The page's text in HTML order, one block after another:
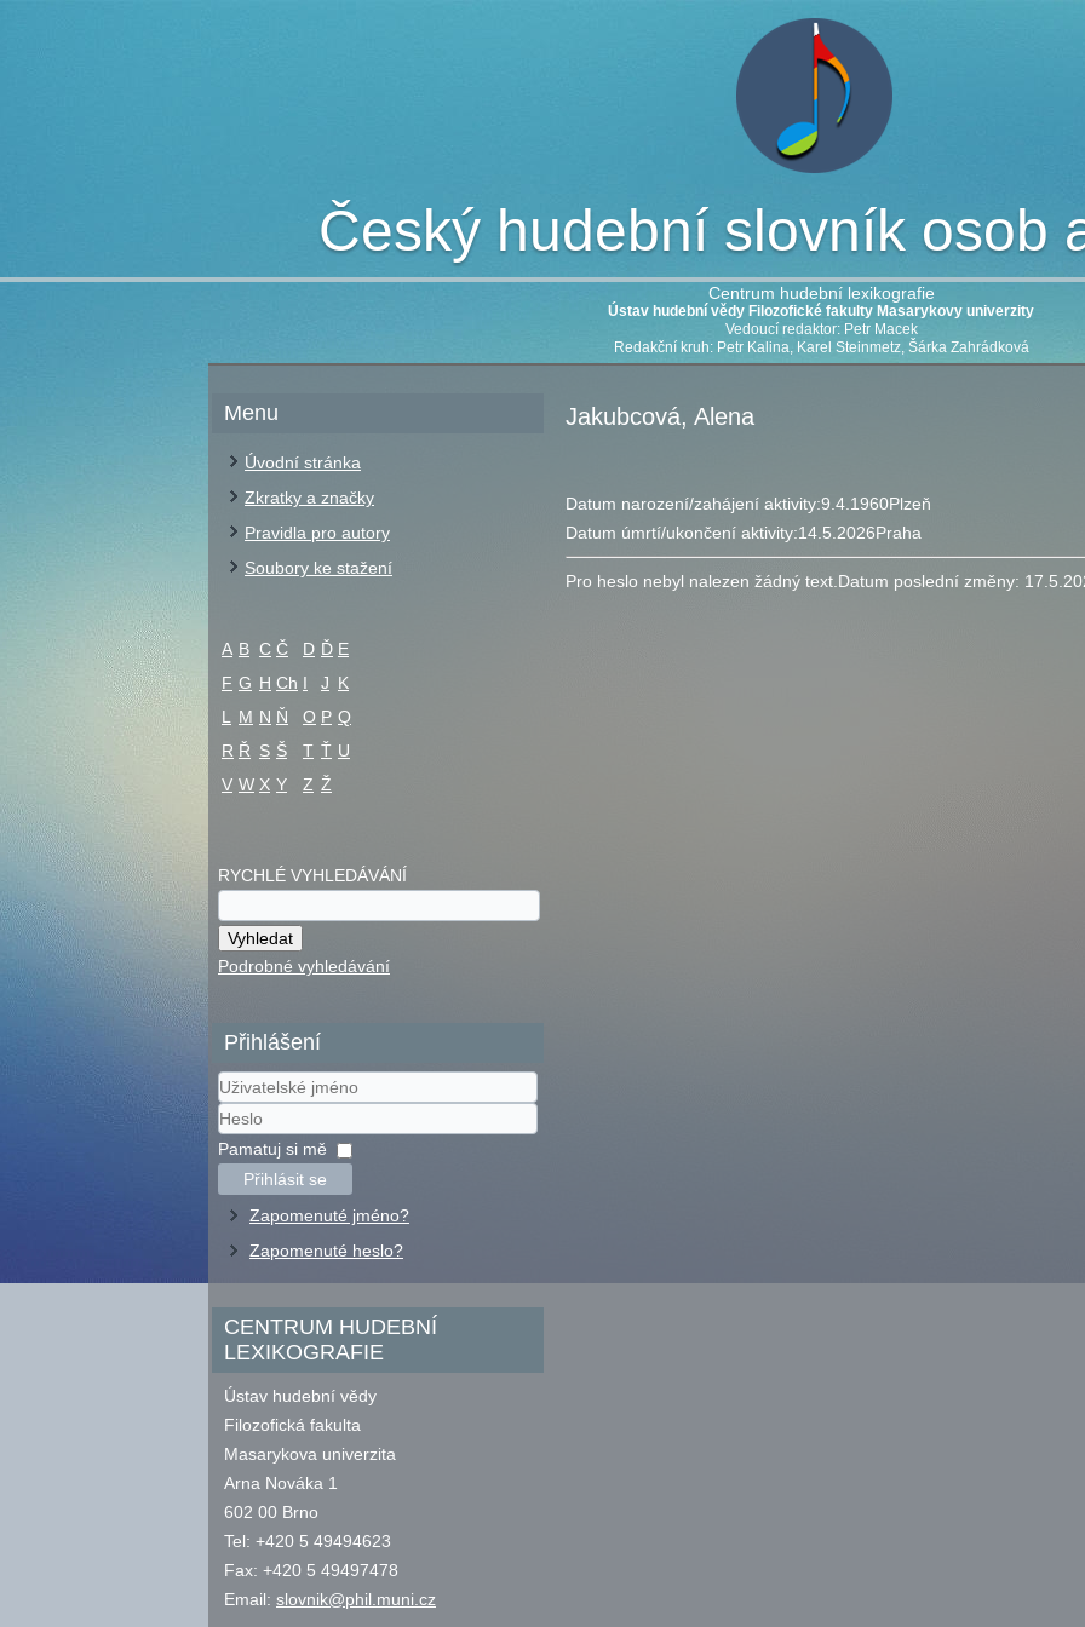
Český hudební slovník osob
Centrum hudební lexikografie
Ústav hudební vědy Filozofické fakulty Masarykovy univerzity
Vedoucí redaktor: Petr Macek
Redakční kruh: Petr Kalina, Karel Steinmetz, Šárka Zahrádková
Menu
Úvodní stránka
Zkratky a značky
Pravidla pro autory
Soubory ke stažení
A B C Č D Ď E
F G H Ch I J K
L
M N Ň O P Q
R Ř S Š T Ť U
V W X Y Z Ž
RYCHLÉ VYHLEDÁVÁNÍ
Podrobné vyhledávání
Přihlášení
Uživatelské
jméno
Heslo
Pamatuj si mě
Přihlásit se
Zapomenuté jméno?
Zapomenuté heslo?
CENTRUM HUDEBNÍ
LEXIKOGRAFIE
Ústav hudební vědy
Filozofická fakulta
Masarykova univerzita
Arna Nováka 1
602 00 Brno
Tel: +420 5 49494623
Fax: +420 5 49497478
Email: slovnik@phil.muni.cz
Jakubcová, Alena
Datum narození/zahájení aktivity:9.4.1960Plzeň
Datum úmrtí/ukončení aktivity:14.5.2026Praha
Pro heslo nebyl nalezen žádný text. Datum poslední změny: